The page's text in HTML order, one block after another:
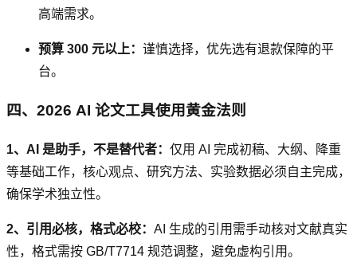
高端需求。
预算 300 元以上： 谨慎选择，优先选有退款保障的平
台。
四、2026 AI 论文工具使用黄金法则
1、AI 是助手，不是替代者： 仅用 AI 完成初稿、大纲、降重
等基础工作，核心观点、研究方法、实验数据必须自主完成，
确保学术独立性。
2、引用必核，格式必校： AI 生成的引用需手动核对文献真实
性，格式需按 GB/T7714 规范调整，避免虚构引用。